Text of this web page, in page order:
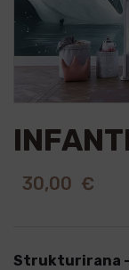
30,00 €
Strukturirana